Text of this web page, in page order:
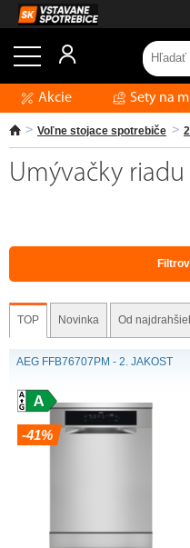
Akcie Sety na
Voľne stojace spotrebiče
Umývačky riadu
TOP Novinka Od
AEG FFB76707PM - 2. JAKOST
-41%